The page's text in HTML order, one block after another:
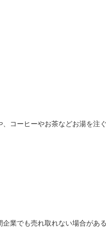
コーヒーやお茶などお湯を注
業でも売れ取れない場合があ